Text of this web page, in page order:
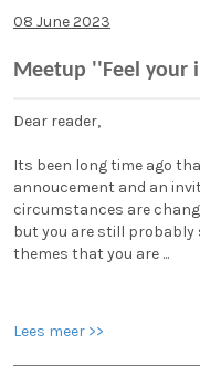
08 June 2023
Meetup ''Feel your
Dear reader,
Its been long time ago
annoucement and an
circumstances are
but you are still
themes that you are ...
Lees meer >>